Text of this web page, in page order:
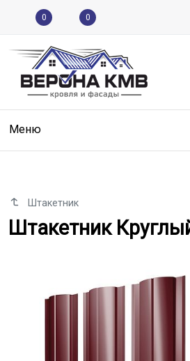
0 0
Меню
Штакетник
Штакетник
Штакетник